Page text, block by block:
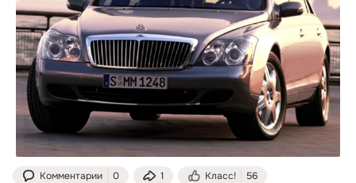
Комментарии 0 1 Класс! 56